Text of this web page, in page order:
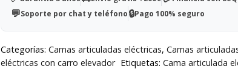
💬Soporte por chat y teléfono🔒Pago 100% seguro
Categorías: Camas articuladas eléctricas, Camas
eléctricas con carro elevador Etiquetas: Cama articulada